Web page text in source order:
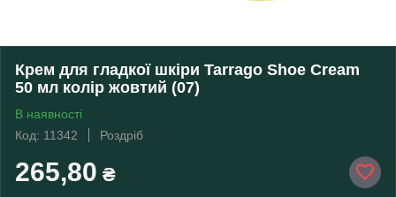
Крем для гладкої шкіри Tarrago Shoe Cream
50 мл колір жовтий (07)
В наявності
Код: 11342
Роздріб
265,80 ₴